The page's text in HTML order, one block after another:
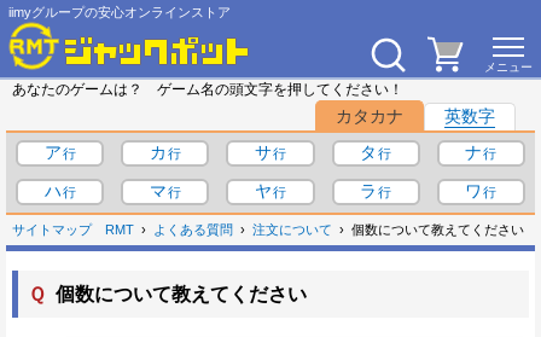
iimyグループの安心オンラインストア
あなたのゲームは？ ゲーム名の頭文字を押してください！
カタカナ
英数字
ア
カ サ タ
ナ
ハ
マ ヤ ラ ワ
サイトマップ RMT よくある質問 注文について 個数について教えてください
Ｑ 個数について教えてください